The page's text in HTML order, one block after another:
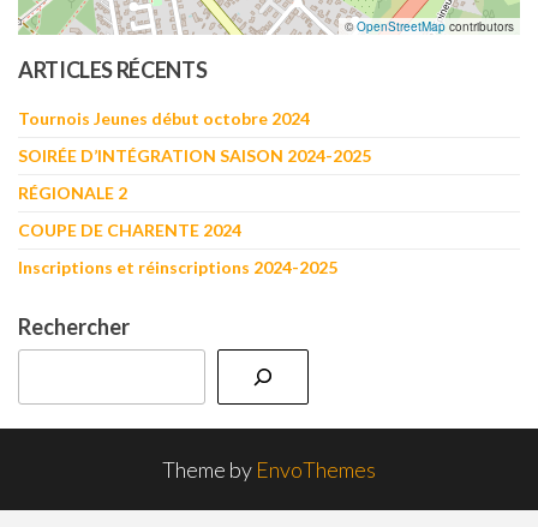
©OpenStreetMap contributors
ARTICLES RÉCENTS
Tournois Jeunes début octobre 2024
SOIRÉE D’INTÉGRATION SAISON 2024-2025
RÉGIONALE 2
COUPE DE CHARENTE 2024
Inscriptions et réinscriptions 2024-2025
Rechercher
Theme by EnvoThemes